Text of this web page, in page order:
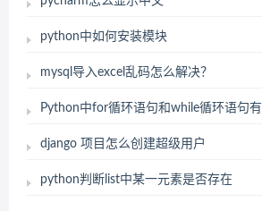
python中如何安装模块
mysql导入excel乱码怎么解决？
Python中for循环语句和while循环语句
django 项目怎么创建超级用户
python判断list中某一元素是否存在